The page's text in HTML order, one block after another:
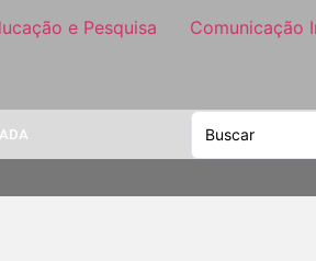
e Pesquisa Comunicação